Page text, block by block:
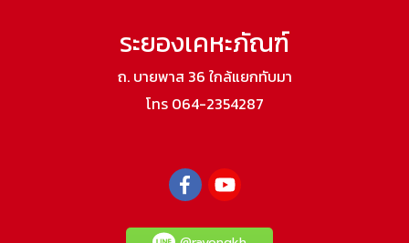
ระยองเคหะภัณฑ์
ถ. บายพาส 36 ใกล้แยกทับมา
โทร 064-2354287